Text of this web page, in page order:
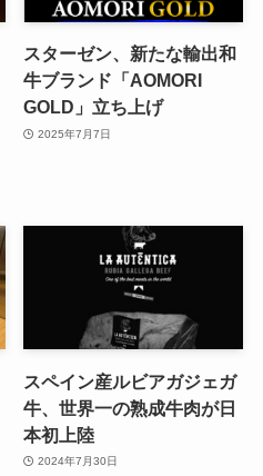
スターゼン、新たな輸出和
牛ブランド「AOMORI
GOLD」立ち上げ
2025年7月7日
スペイン産ルビアガジェガ
牛、世界一の熟成牛肉が日
本初上陸
2024年7月30日